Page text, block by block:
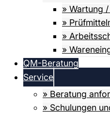
» Wartung
»
»
»
QM-Beratung
Service
» Beratung
» Schulungen